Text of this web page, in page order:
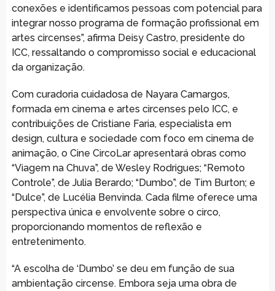
conexões e identificamos pessoas com potencial para
integrar nosso programa de formação profissional em
artes circenses”, afirma Deisy Castro, presidente do
ICC, ressaltando o compromisso social e educacional
da organização.
Com curadoria cuidadosa de Nayara Camargos,
formada em cinema e artes circenses pelo ICC, e
contribuições de Cristiane Faria, especialista em
design, cultura e sociedade com foco em cinema de
animação, o Cine CircoLar apresentará obras como
“Viagem na Chuva”, de Wesley Rodrigues; “Remoto
Controle”, de Julia Berardo; “Dumbo”, de Tim Burton; e
“Dulce”, de Lucélia Benvinda. Cada filme oferece uma
perspectiva única e envolvente sobre o circo,
proporcionando momentos de reflexão e
entretenimento.
“A escolha de ‘Dumbo’ se deu em função de sua
ambientação circense. Embora seja uma obra de